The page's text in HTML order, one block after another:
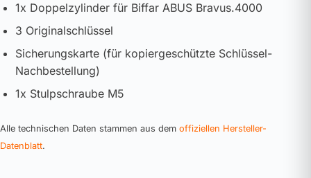
1x Doppelzylinder für Biffar ABUS Bravus.4000
3 Originalschlüssel
Sicherungskarte (für kopiergeschützte Schlüssel-
Nachbestellung)
1x Stulpschraube M5
Alle technischen Daten stammen aus dem offiziellen Hersteller-
Datenblatt.